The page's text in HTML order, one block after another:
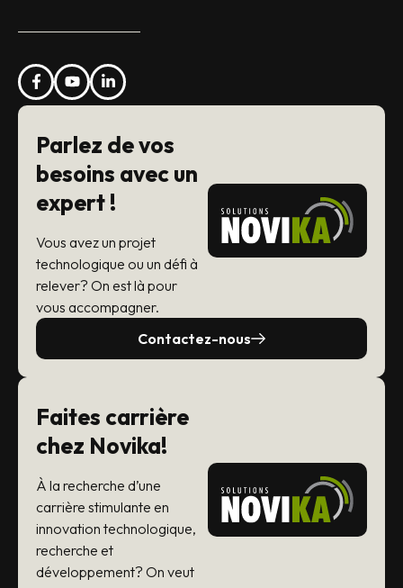
Parlez de vos
besoins avec un
expert !
Vous avez un projet
technologique ou un défi à
relever? On est là pour
vous accompagner.
Contactez-nous
Faites carrière
chez Novika!
À la recherche d’une
carrière stimulante en
innovation technologique,
recherche et
développement? On veut